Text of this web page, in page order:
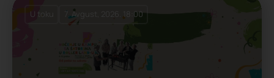
U toku 7. Avgust, 2026. 18:00